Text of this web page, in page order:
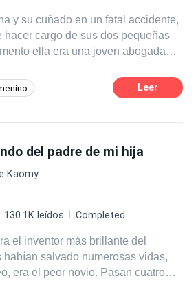
y su cuñado en un fatal accidente,
hacer cargo de sus dos pequeñas
ella era una joven abogada
del hombre que alguna vez amó,
el abogado más poderoso del
obscena cantidad de dinero que le
sino por obtener la custodia
de perder a las criaturas
ese secreto es descubierto,
segunda vez, la tenencia de las
Abogado
Leer
del padre de mi hija
Kaomy
130.1K leídos Completed
el inventor más brillante del
habían salvado numerosas vidas,
era el peor novio. Pasan cuatro